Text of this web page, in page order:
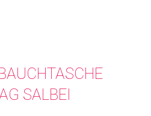
SALBEI